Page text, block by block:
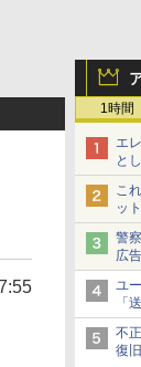
1時間
エ
と
ス
え
こ
ッ
ー
ど
警
広
広
使
ユ
「
【
不
復